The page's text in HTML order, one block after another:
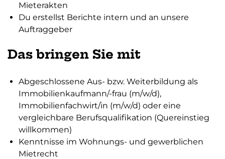
Mieterakten
Du erstellst Berichte intern und an unsere
Auftraggeber
Das bringen Sie mit
Abgeschlossene Aus- bzw. Weiterbildung als
Immobilienkaufmann/-frau (m/w/d),
Immobilienfachwirt/in (m/w/d) oder eine
vergleichbare Berufsqualifikation (Quereinstieg
willkommen)
Kenntnisse im Wohnungs- und gewerblichen
Mietrecht